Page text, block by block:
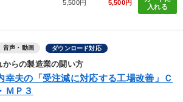
5,500円 5,500円
入れる
音声・動画 ダウンロード対応
からの製造業の闘い方
幸夫の「受注減に対応する工場改善」Ｃ
ＭＰ３